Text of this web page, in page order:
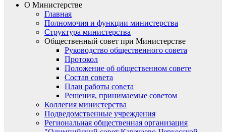
О Министерстве
Главная
Полномочия и функции министерства
Структура министерства
Общественный совет при Министерстве
Руководство общественного совета
Протокол
Положение об общественном совете
Состав совета
План работы совета
Решения, принимаемые советом
Коллегия министерства
Подведомственные учреждения
Региональная общественная организация